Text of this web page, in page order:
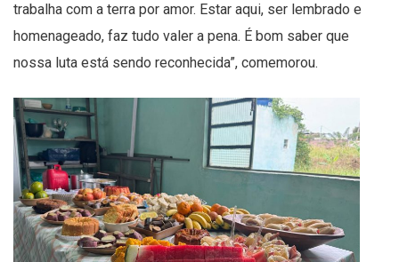
trabalha com a terra por amor. Estar aqui, ser lembrado e
homenageado, faz tudo valer a pena. É bom saber que
nossa luta está sendo reconhecida”, comemorou.